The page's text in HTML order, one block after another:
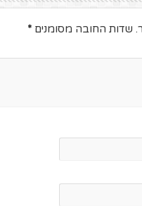
שדות החובה מסומנים*